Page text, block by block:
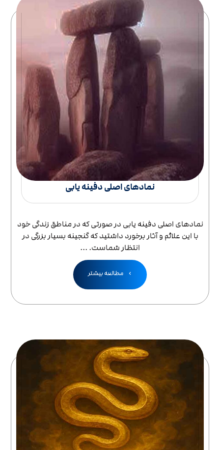
نمادهای اصلی دفینه یابی
نمادهای اصلی دفینه یابی در صورتی که در مناطق زندگی خود
با این علائم و آثار برخورد داشتید که گنجینه بسیار بزرگی در
انتظار شماست. ...
مطالعه بیشتر